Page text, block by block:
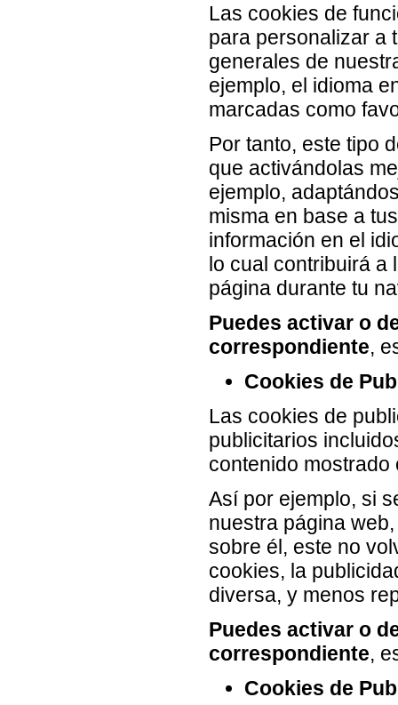
Las cookies de
para personalizar a
generales de
ejemplo, el idioma
marcadas como
Por tanto, este tipo
que activándolas
ejemplo,
misma en base a
información en el
lo cual contribuirá a
página durante tu
Puedes activar o
correspondiente,
Cookies de
Las cookies de
publicitarios
contenido
Así por ejemplo, si
nuestra página
sobre él, este no
cookies, la
diversa, y menos
Puedes activar o
correspondiente,
Cookies de